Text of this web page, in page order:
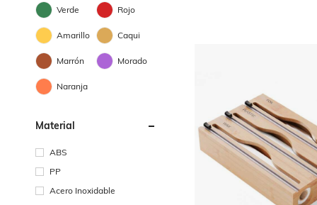
Verde Rojo
Amarillo Caqui
Marrón Morado
Naranja
Material
ABS
PP
Acero Inoxidable